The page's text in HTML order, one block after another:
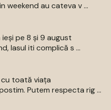
weekend au cateva v ...
pe 8 și 9 august
Iasul iti complică s ...
cu toată viața
Putem respecta rig ...